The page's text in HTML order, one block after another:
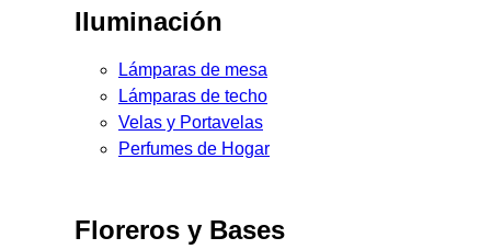
Iluminación
Lámparas de mesa
Lámparas de techo
Velas y Portavelas
Perfumes de Hogar
Floreros y Bases